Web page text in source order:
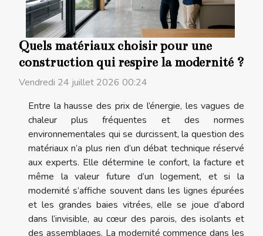
Quels matériaux choisir pour une
construction qui respire la modernité ?
Vendredi 24 juillet 2026 00:24
Entre la hausse des prix de l’énergie, les vagues de
chaleur plus fréquentes et des normes
environnementales qui se durcissent, la question des
matériaux n’a plus rien d’un débat technique réservé
aux experts. Elle détermine le confort, la facture et
même la valeur future d’un logement, et si la
modernité s’affiche souvent dans les lignes épurées
et les grandes baies vitrées, elle se joue d’abord
dans l’invisible, au cœur des parois, des isolants et
des assemblages. La modernité commence dans les